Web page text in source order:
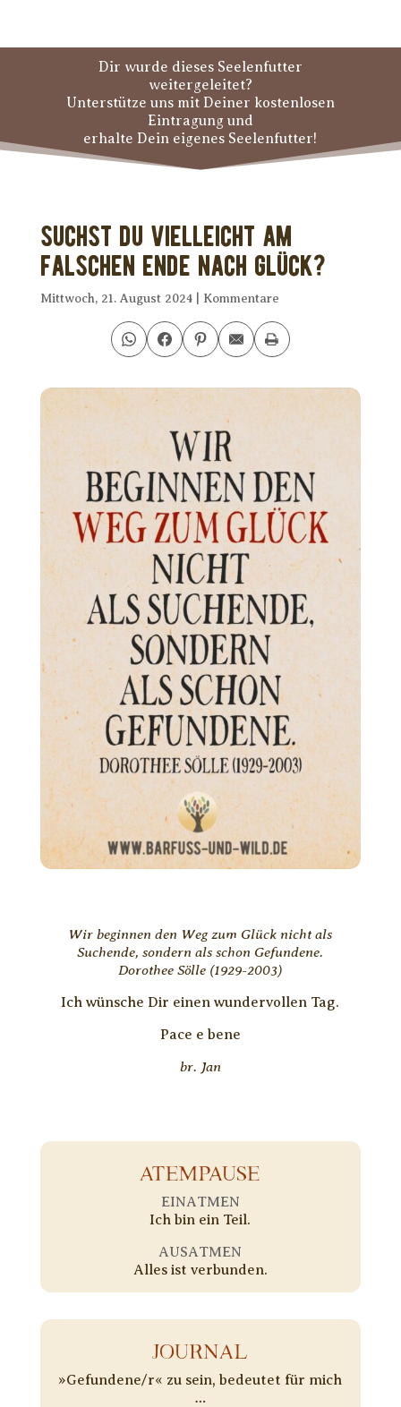
Dir wurde dieses Seelenfutter
weitergeleitet?
Unterstütze uns mit Deiner kostenlosen
Eintragung und
erhalte Dein eigenes Seelenfutter!
Suchst Du vielleicht am
falschen Ende nach Glück?
Mittwoch, 21. August 2024| Kommentare
Wir beginnen den Weg zum Glück nicht als
Suchende, sondern als schon Gefundene.
Dorothee Sölle (1929-2003)
Ich wünsche Dir einen wundervollen Tag.
Pace e bene
br. Jan
ATEMPAUSE
EINATMEN
Ich bin ein Teil.
AUSATMEN
Alles ist verbunden.
JOURNAL
»Gefundene/r« zu sein, bedeutet für mich
…